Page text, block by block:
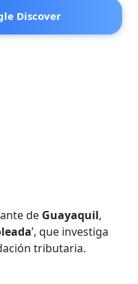
Discover
de Guayaquil,
’, que investiga
tributaria.